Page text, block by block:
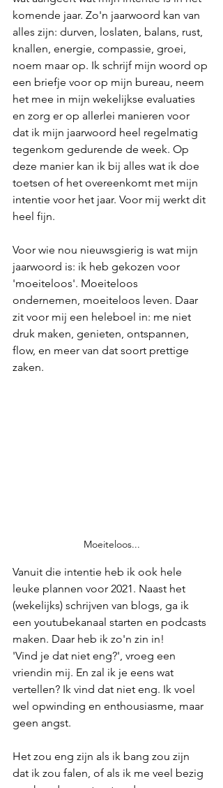
komende jaar. Zo'n jaarwoord kan van
alles zijn: durven, loslaten, balans, rust,
knallen, energie, compassie, groei,
noem maar op. Ik schrijf mijn woord op
een briefje voor op mijn bureau, neem
het mee in mijn wekelijkse evaluaties
en zorg er op allerlei manieren voor
dat ik mijn jaarwoord heel regelmatig
tegenkom gedurende de week. Op
deze manier kan ik bij alles wat ik doe
toetsen of het overeenkomt met mijn
intentie voor het jaar. Voor mij werkt dit
heel fijn.
Voor wie nou nieuwsgierig is wat mijn
jaarwoord is: ik heb gekozen voor
'moeiteloos'. Moeiteloos
ondernemen, moeiteloos leven. Daar
zit voor mij een heleboel in: me niet
druk maken, genieten, ontspannen,
flow, en meer van dat soort prettige
zaken.
Moeiteloos...
Vanuit die intentie heb ik ook hele
leuke plannen voor 2021. Naast het
(wekelijks) schrijven van blogs, ga ik
een youtubekanaal starten en podcasts
maken. Daar heb ik zo'n zin in!
'Vind je dat niet eng?', vroeg een
vriendin mij. En zal ik je eens wat
vertellen? Ik vind dat niet eng. Ik voel
wel opwinding en enthousiasme, maar
geen angst.
Het zou eng zijn als ik bang zou zijn
dat ik zou falen, of als ik me veel bezig